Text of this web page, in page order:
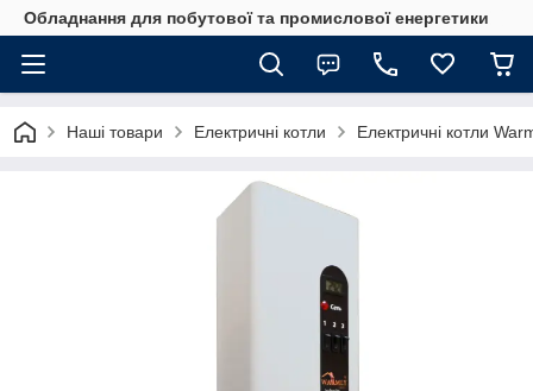
Обладнання для побутової та промислової енергетики
Наші товари Електричні котли Електричні котли